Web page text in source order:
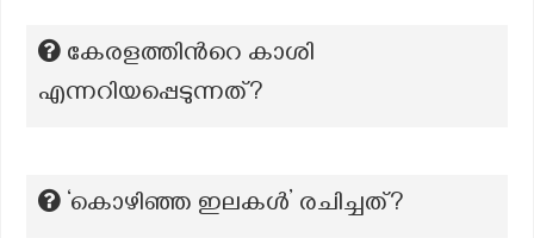
കേരളത്തിന്‍റെ കാശി
എന്നറിയപ്പെടുന്നത്?
‘കൊഴിഞ്ഞ ഇലകൾ’ രചിച്ചത്?